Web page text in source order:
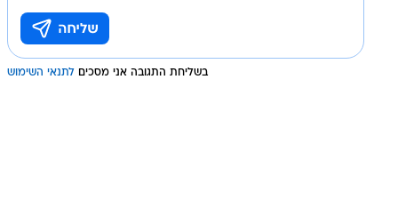
בשליחת התגובה אני מסכים לתנאי השימוש